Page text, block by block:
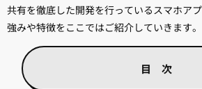
共有を徹底した開発を行っているスマホア
強みや特徴をここではご紹介していきます。